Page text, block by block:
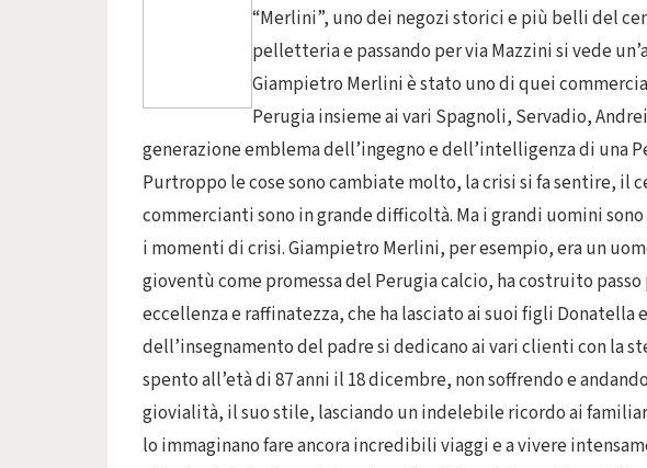
“Merlini”, uno dei negozi storici e più belli del
pelletteria e passando per via Mazzini si vede
Giampietro Merlini è stato uno di quei
Perugia insieme ai vari Spagnoli, Servadio,
generazione emblema dell’ingegno e dell’intelligenza di una
Purtroppo le cose sono cambiate molto, la crisi si fa sentire, il
commercianti sono in grande difficoltà. Ma i grandi uomini
i momenti di crisi. Giampietro Merlini, per esempio, era un
gioventù come promessa del Perugia calcio, ha costruito
eccellenza e raffinatezza, che ha lasciato ai suoi figli Donatella
dell’insegnamento del padre si dedicano ai vari clienti con la
spento all’età di 87 anni il 18 dicembre, non soffrendo e
giovialità, il suo stile, lasciando un indelebile ricordo ai
lo immaginano fare ancora incredibili viaggi e a vivere